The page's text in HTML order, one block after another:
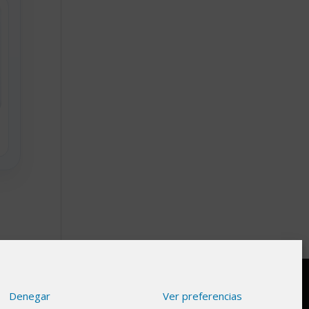
Denegar Ver preferencias